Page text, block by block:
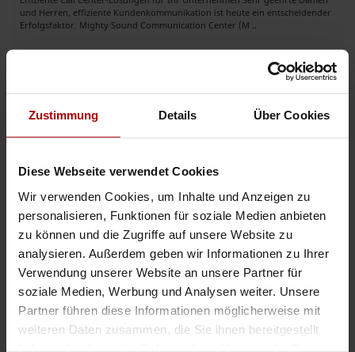
Zustimmung Details Über Cookies
Diese Webseite verwendet Cookies
Wir verwenden Cookies, um Inhalte und Anzeigen zu
personalisieren, Funktionen für soziale Medien anbieten
zu können und die Zugriffe auf unsere Website zu
analysieren. Außerdem geben wir Informationen zu Ihrer
Verwendung unserer Website an unsere Partner für
soziale Medien, Werbung und Analysen weiter. Unsere
Partner führen diese Informationen möglicherweise mit
weiteren Daten zusammen, die Sie ihnen bereitgestellt
und Herren, effiziente Kundenkommunikation ist heute ein entscheidender
Erfolgsfaktor. Mighty Sound Communication Center (M ..
Gesuchin 10117, Berlin 19.10.2025
Sie suchen neue Kunden, mehr qualifizierte Gespräche und planbare
Termine für Ihren Vertrieb? Die Fiducia Sales&Solutions GmbH unterstützt
Premium-Gesuchin 63654, Büdingen
Freelancer
Über mich Ich bin eine erfahrene Kundenservice- und Telefonie-
Freelancerin mit mehrjähriger Erfahrung in der telefonischen
Kundenbetreuung, Bestellannahme und Auftragsbearbeitung. Zu meinen
Stär ..
Gesuchin Griechenland 06.08.2026